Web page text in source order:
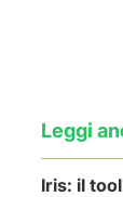
Leggi
Iris: il